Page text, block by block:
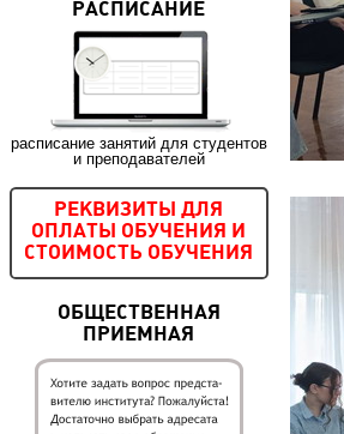
РАСПИСАНИЕ
расписание занятий для студентов
и преподавателей
РЕКВИЗИТЫ ДЛЯ
ОПЛАТЫ ОБУЧЕНИЯ И
СТОИМОСТЬ ОБУЧЕНИЯ
ОБЩЕСТВЕННАЯ
ПРИЕМНАЯ